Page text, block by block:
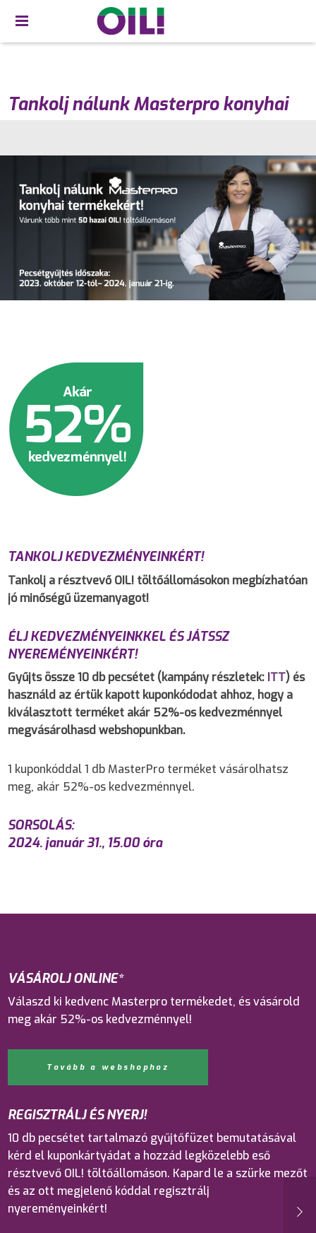
Tankolj nálunk Masterpro konyhai
TANKOLJ KEDVEZMÉNYEINKÉRT!
Tankolj a résztvevő OIL! töltőállomásokon megbízhatóan
jó minőségű üzemanyagot!
ÉLJ KEDVEZMÉNYEINKKEL ÉS JÁTSSZ
NYEREMÉNYEINKÉRT!
Gyűjts össze 10 db pecsétet (kampány részletek: ITT) és
használd az értük kapott kuponkódodat ahhoz, hogy a
kiválasztott terméket akár 52%-os kedvezménnyel
megvásárolhasd webshopunkban.
1 kuponkóddal 1 db MasterPro terméket vásárolhatsz
meg, akár 52%-os kedvezménnyel.
SORSOLÁS:
2024. január 31., 15.00 óra
VÁSÁROLJ ONLINE*
Válaszd ki kedvenc Masterpro termékedet, és vásárold
meg akár 52%-os kedvezménnyel!
Tovább a webshophoz
REGISZTRÁLJ ÉS NYERJ!
10 db pecsétet tartalmazó gyűjtőfüzet bemutatásával
kérd el kuponkártyádat a hozzád legközelebb eső
résztvevő OIL! töltőállomáson. Kapard le a szürke mezőt
és az ott megjelenő kóddal regisztrálj
nyereményeinkért!